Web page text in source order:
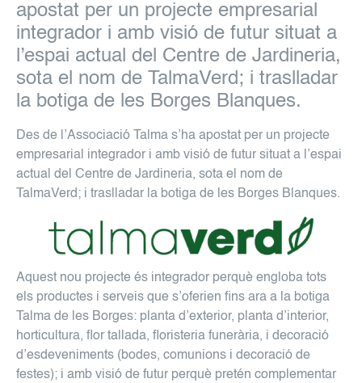
apostat per un projecte empresarial
integrador i amb visió de futur situat a
l’espai actual del Centre de Jardineria,
sota el nom de TalmaVerd; i traslladar
la botiga de les Borges Blanques.
Des de l’Associació Talma s’ha apostat per un projecte
empresarial integrador i amb visió de futur situat a l’espai
actual del Centre de Jardineria, sota el nom de
TalmaVerd; i traslladar la botiga de les Borges Blanques.
Aquest nou projecte és integrador perquè engloba tots
els productes i serveis que s’oferien fins ara a la botiga
Talma de les Borges: planta d’exterior, planta d’interior,
horticultura, flor tallada, floristeria funerària, i decoració
d’esdeveniments (bodes, comunions i decoració de
festes); i amb visió de futur perquè pretén complementar